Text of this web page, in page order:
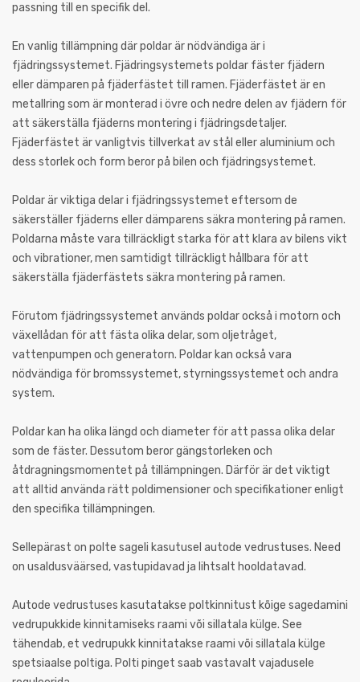
passning till en specifik del.
En vanlig tillämpning där poldar är nödvändiga är i
fjädringssystemet. Fjädringsystemets poldar fäster fjädern
eller dämparen på fjäderfästet till ramen. Fjäderfästet är en
metallring som är monterad i övre och nedre delen av fjädern för
att säkerställa fjäderns montering i fjädringsdetaljer.
Fjäderfästet är vanligtvis tillverkat av stål eller aluminium och
dess storlek och form beror på bilen och fjädringsystemet.
Poldar är viktiga delar i fjädringssystemet eftersom de
säkerställer fjäderns eller dämparens säkra montering på ramen.
Poldarna måste vara tillräckligt starka för att klara av bilens vikt
och vibrationer, men samtidigt tillräckligt hållbara för att
säkerställa fjäderfästets säkra montering på ramen.
Förutom fjädringssystemet används poldar också i motorn och
växellådan för att fästa olika delar, som oljetråget,
vattenpumpen och generatorn. Poldar kan också vara
nödvändiga för bromssystemet, styrningssystemet och andra
system.
Poldar kan ha olika längd och diameter för att passa olika delar
som de fäster. Dessutom beror gängstorleken och
åtdragningsmomentet på tillämpningen. Därför är det viktigt
att alltid använda rätt poldimensioner och specifikationer enligt
den specifika tillämpningen.
Sellepärast on polte sageli kasutusel autode vedrustuses. Need
on usaldusväärsed, vastupidavad ja lihtsalt hooldatavad.
Autode vedrustuses kasutatakse poltkinnitust kõige sagedamini
vedrupukkide kinnitamiseks raami või sillatala külge. See
tähendab, et vedrupukk kinnitatakse raami või sillatala külge
spetsiaalse poltiga. Polti pinget saab vastavalt vajadusele